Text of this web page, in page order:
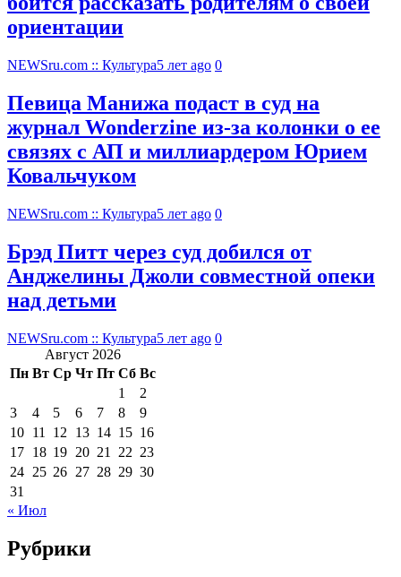
ориентации
NEWSru.com :: Культура5 лет ago 0
Певица Манижа подаст в суд на
журнал Wonderzine из-за колонки о ее
связях с АП и миллиардером Юрием
Ковальчуком
NEWSru.com :: Культура5 лет ago 0
Брэд Питт через суд добился от
Анджелины Джоли совместной опеки
над детьми
NEWSru.com :: Культура5 лет ago 0
Август 2026
Пн Вт Ср Чт Пт Сб Вс
1
2
3
4 5 6 7 8
9
10 11 12 13 14 15 16
17 18 19 20 21 22 23
24 25 26 27 28 29 30
31
« Июл
Рубрики